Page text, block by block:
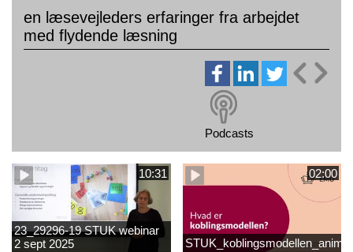
en læsevejleders erfaringer fra arbejdet
med flydende læsning
Podcasts
10:31
23_29296-19 STUK webinar
2 sept 2025
02:00